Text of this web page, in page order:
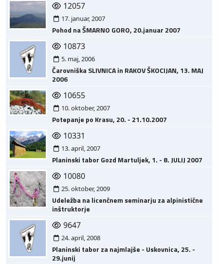
12057
17. januar, 2007
Pohod na ŠMARNO GORO, 20.januar 2007
10873
5. maj, 2006
Čarovniška SLIVNICA in RAKOV ŠKOCIJAN, 13. MAJ
2006
10655
10. oktober, 2007
Potepanje po Krasu, 20. - 21.10.2007
10331
13. april, 2007
Planinski tabor Gozd Martuljek, 1. - 8. JULIJ 2007
10080
25. oktober, 2009
Udeležba na licenčnem seminarju za alpinistične
inštruktorje
9647
24. april, 2008
Planinski tabor za najmlajše - Uskovnica, 25. -
29.junij